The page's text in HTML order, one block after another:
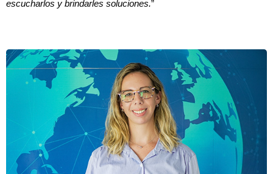
escucharlos y brindarles soluciones.”